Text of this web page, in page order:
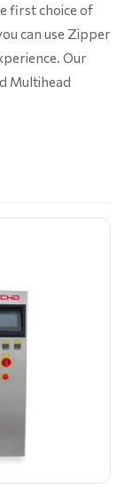
first choice of
can use Zipper
Our
Multihead